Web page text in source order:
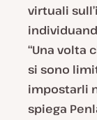
virtuali
“Una volta
si sono
impostarli
spiega